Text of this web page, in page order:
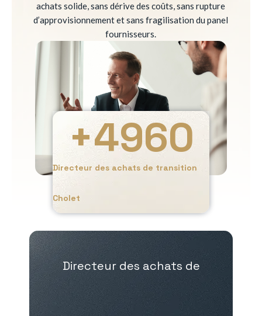
achats solide, sans dérive des coûts, sans rupture
d’approvisionnement et sans fragilisation du panel
fournisseurs.
Directeur des achats de transition
Cholet
+4960
Directeur des achats de